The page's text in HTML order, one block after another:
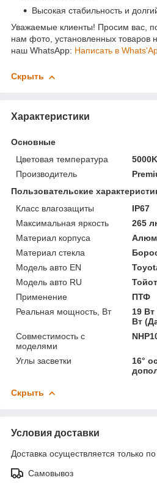
Высокая стабильность и
Уважаемые клиенты! Просим вас,
нам фото, установленных товаров
наш WhatsApp: Написать в
Скрыть
Характеристики
Основные
Цветовая температура
5000K
Производитель
Пользовательские
Класс влагозащиты
IP67
Максимальная яркость
265
Материал корпуса
Материал стекла
Модель авто EN
Модель авто RU
Применение
ПТФ
Реальная мощность, Вт
19
Вт
Совместимость с
моделями
Углы засветки
16°
Скрыть
Условия доставки
Доставка осуществляется только
Самовывоз